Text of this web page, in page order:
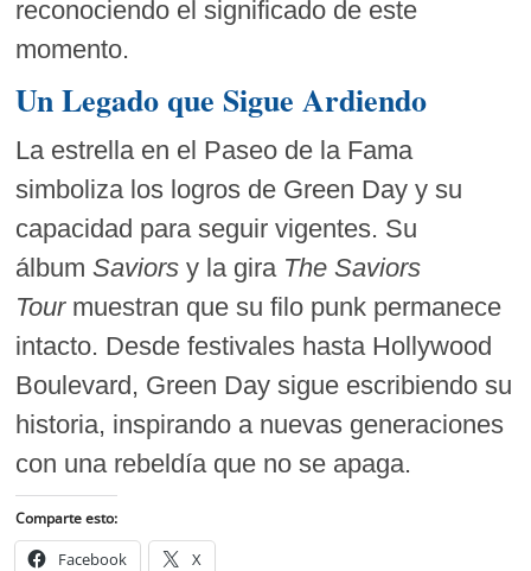
reconociendo el significado de este
momento.
Un Legado que Sigue Ardiendo
La estrella en el Paseo de la Fama
simboliza los logros de Green Day y su
capacidad para seguir vigentes. Su
álbumSaviors y la gira The Saviors
Tourmuestran que su filo punk permanece
intacto. Desde festivales hasta Hollywood
Boulevard, Green Day sigue escribiendo su
historia, inspirando a nuevas generaciones
con una rebeldía que no se apaga.
Comparte esto:
Facebook X